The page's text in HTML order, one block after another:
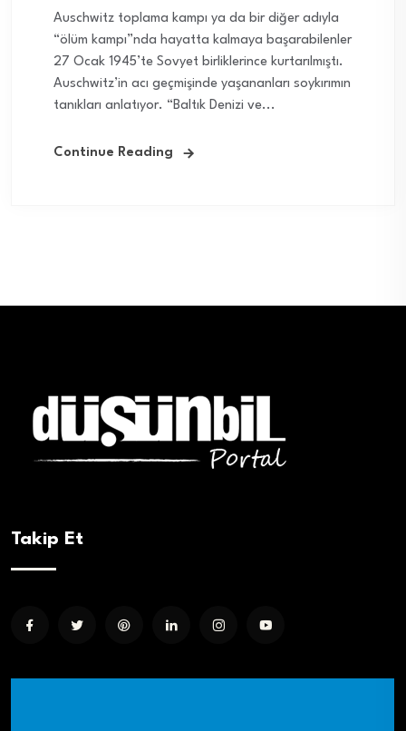
Auschwitz toplama kampı ya da bir diğer adıyla
“ölüm kampı”nda hayatta kalmaya başarabilenler
27 Ocak 1945’te Sovyet birliklerince kurtarılmıştı.
Auschwitz’in acı geçmişinde yaşananları soykırımın
tanıkları anlatıyor. “Baltık Denizi ve...
Continue Reading
Takip Et